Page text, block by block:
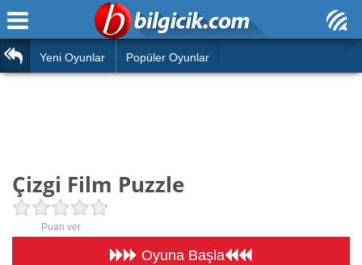
Araba
Futbol
Çocuk
Ana Sayfa
Hızlı Okuma Testi
Yeni Oyunlar Popüler Oyunlar
Çizgi Film Puzzle
Puan ver
Oyuna Başla